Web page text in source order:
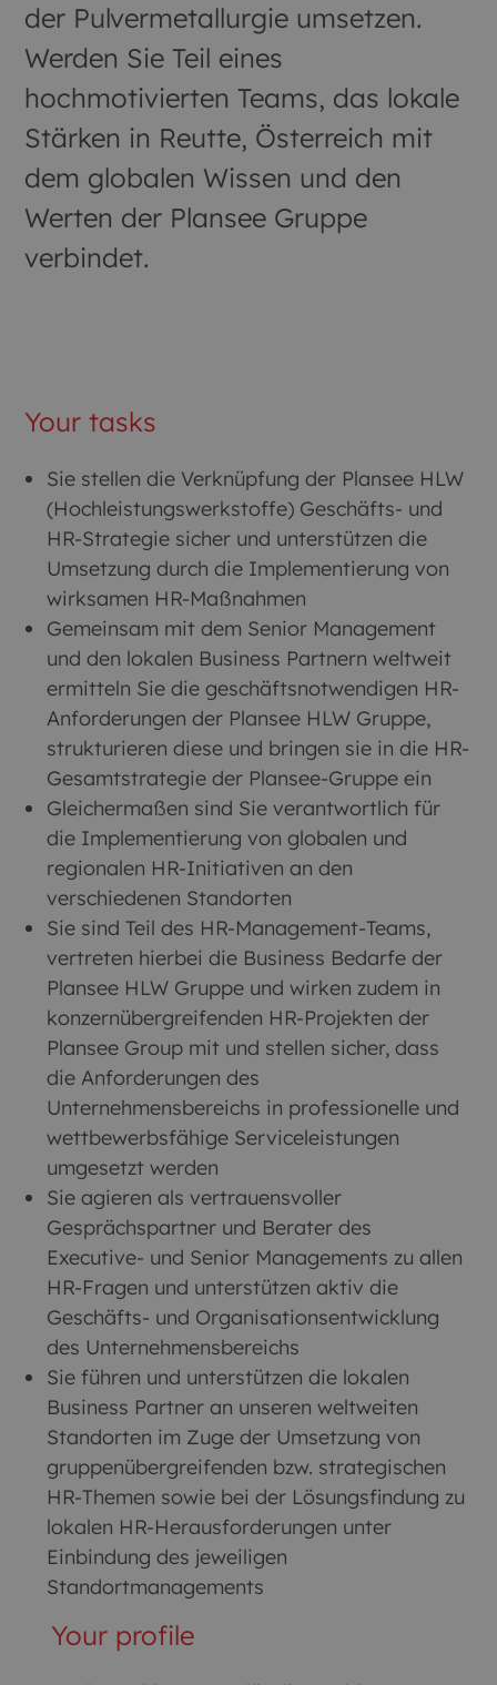
der Pulvermetallurgie umsetzen.
Werden Sie Teil eines
hochmotivierten Teams, das lokale
Stärken in Reutte, Österreich mit
dem globalen Wissen und den
Werten der Plansee Gruppe
verbindet.
Your tasks
Sie stellen die Verknüpfung der Plansee HLW
(Hochleistungswerkstoffe) Geschäfts- und
HR-Strategie sicher und unterstützen die
Umsetzung durch die Implementierung von
wirksamen HR-Maßnahmen
Gemeinsam mit dem Senior Management
und den lokalen Business Partnern weltweit
ermitteln Sie die geschäftsnotwendigen HR-
Anforderungen der Plansee HLW Gruppe,
strukturieren diese und bringen sie in die HR-
Gesamtstrategie der Plansee-Gruppe ein
Gleichermaßen sind Sie verantwortlich für
die Implementierung von globalen und
regionalen HR-Initiativen an den
verschiedenen Standorten
Sie sind Teil des HR-Management-Teams,
vertreten hierbei die Business Bedarfe der
Plansee HLW Gruppe und wirken zudem in
konzernübergreifenden HR-Projekten der
Plansee Group mit und stellen sicher, dass
die Anforderungen des
Unternehmensbereichs in professionelle und
wettbewerbsfähige Serviceleistungen
umgesetzt werden
Sie agieren als vertrauensvoller
Gesprächspartner und Berater des
Executive- und Senior Managements zu allen
HR-Fragen und unterstützen aktiv die
Geschäfts- und Organisationsentwicklung
des Unternehmensbereichs
Sie führen und unterstützen die lokalen
Business Partner an unseren weltweiten
Standorten im Zuge der Umsetzung von
gruppenübergreifenden bzw. strategischen
HR-Themen sowie bei der Lösungsfindung zu
lokalen HR-Herausforderungen unter
Einbindung des jeweiligen
Standortmanagements
Your profile